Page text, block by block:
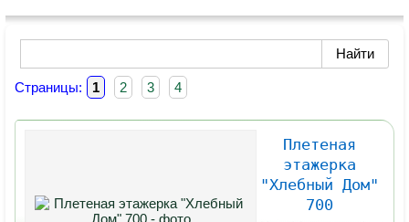
Страницы: 1 2 3 4
Плетеная
этажерка
"Хлебный Дом"
700